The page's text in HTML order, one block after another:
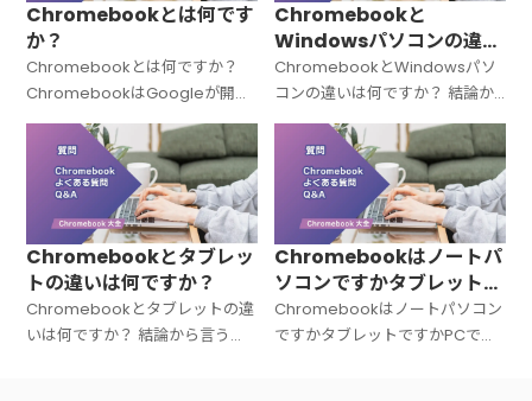
Chromebookとは何です
か？
Chromebookとは何ですか？
ChromebookはGoogleが開発
した「Chrome OS（クローム
OS）」を搭載したノートパソコ
ンの総称です。Windowsでも
Macでもない
Chromebookと
Windowsパソコンの違い
は何ですか？
ChromebookとWindowsパソ
コンの違いは何ですか？ 結論か
ら言うと、Chromebookと
Windowsパソコンは「OSが違
う＝中身の設計思想がまったく
違う」パソコンです。C
Chromebookとタブレッ
トの違いは何ですか？
Chromebookとタブレットの違
いは何ですか？ 結論から言う
Chromebookはノートパ
ソコンですかタブレットで
すかPCですか？
Chromebookはノートパソコン
ですかタブレットですかPCです